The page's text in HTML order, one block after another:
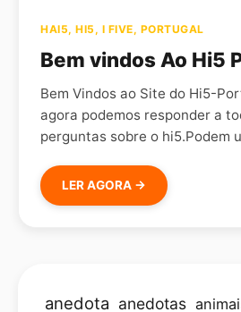
HAI5, HI5 , I FIVE, PORTUGAL
Bem vindos Ao Hi5
Bem Vindos ao Site do Hi5-
agora podemos responder a
perguntas sobre o hi5.Podem
LER AGORA →
anedota anedotas